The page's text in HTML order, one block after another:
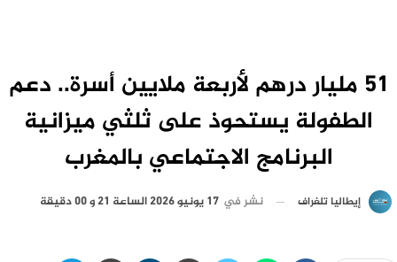
51 مليار درهم لأربعة ملايين أسرة.. دعم
الطفولة يستحوذ على ثلثي ميزانية
البرنامج الاجتماعي بالمغرب
إيطاليا تلغراف نشر في 17 يونيو 2026 الساعة 21 و 00 دقيقة